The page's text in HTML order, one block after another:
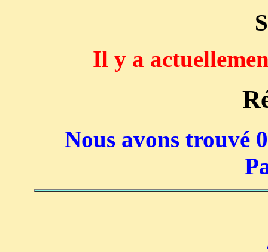
Il y a
Nous avons trouvé